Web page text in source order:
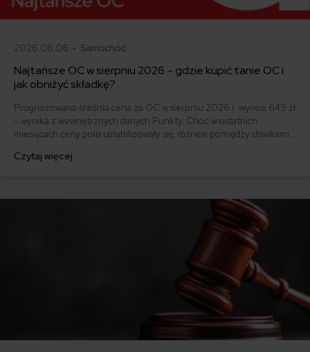
2026.08.06 • Samochód
Najtańsze OC w sierpniu 2026 – gdzie kupić tanie OC i
jak obniżyć składkę?
Prognozowana średnia cena za OC w sierpniu 2026 r. wynosi 649 zł
– wynika z wewnętrznych danych Punkty. Choć w ostatnich
miesiącach ceny polis ustabilizowały się, różnice pomiędzy stawkami
500 zł, inni – powyżej 1500 zł. Gdzie znaleźć najtańsze OC w Polsce
Czytaj więcej